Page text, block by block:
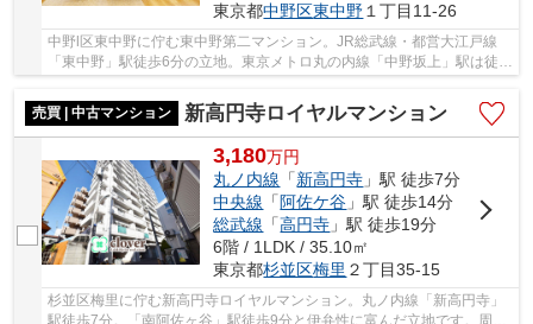
東京都中野区東中野 １丁目11-26
中野l区東中野に佇む東中野第二マンション。JR総武線・都営大江戸線
「東中野」駅徒歩6分の立地。東京メトロ丸の内線「中野坂上」駅は徒歩
売買 | 中古マンション
新高円寺ロイヤルマンション
3,180万円
丸ノ内線 「新高円寺 」駅 徒歩7分
中央線 「 阿佐ケ谷 」駅 徒歩14分
総武線 「高円寺 」駅 徒歩19分
6階 / 1LDK / 35.10㎡
東京都杉並区梅里 ２丁目35-15
杉並区梅里に佇む新高円寺ロイヤルマンション。丸ノ内線「新高円寺」
駅徒歩7分。「南阿佐ヶ谷」駅徒歩9分と伊弁性に富んだ立地です。周辺